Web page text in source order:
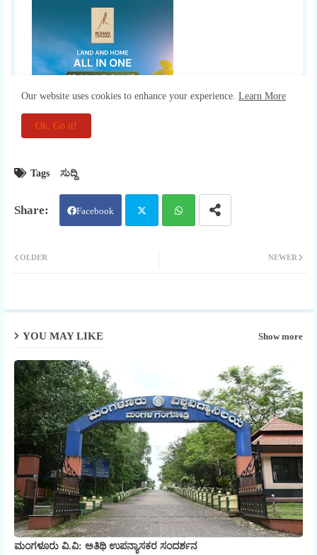
Tags ಸುದ್ದಿ
Facebook
NEWER
OLDER
YOU MAY LIKE Show more
ಮಂಗಳೂರು ವಿ.ವಿ: ಅತಿಥಿ ಉಪನ್ಯಾಸಕರ ಸಂದರ್ಶನ